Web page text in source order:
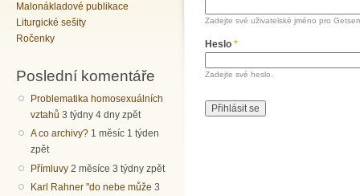
Malonákladové publikace
Liturgické sešity
Ročenky
Poslední komentáře
Problematika homosexuálních
vztahů 3 týdny 4 dny zpět
A co archivy? 1 měsíc 1 týden
zpět
Přímluvy 2 měsíce 3 týdny zpět
Karl Rahner "do nebe může 3
Zadejte své uživatelské jméno pro
Heslo *
Zadejte své heslo.